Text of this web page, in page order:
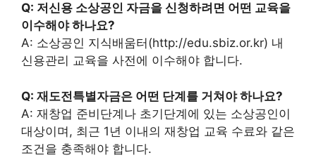
Q: 저신용 소상공인 자금을 신청하려면 어떤 교육을
이수해야 하나요?
A: 소상공인 지식배움터(http://edu.sbiz.or.kr) 내
신용관리 교육을 사전에 이수해야 합니다.
Q: 재도전특별자금은 어떤 단계를 거쳐야 하나요?
A: 재창업 준비단계나 초기단계에 있는 소상공인이
대상이며, 최근 1년 이내의 재창업 교육 수료와 같은
조건을 충족해야 합니다.